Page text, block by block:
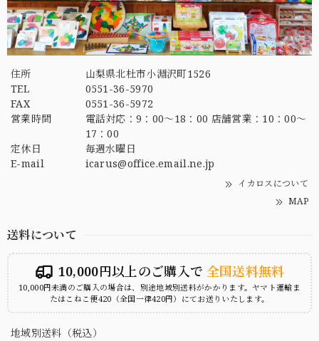
住所
山梨県北杜市小淵沢町1526
TEL
0551-36-5970
FAX
0551-36-5972
営業時間
電話対応：9：00～18：00 店舗営業：10：00～
17：00
定休日
毎週水曜日
E-mail
icarus@office.email.ne.jp
イカロスについて
MAP
送料について
10,000円以上のご購入で 全国送料無料
10,000円未満のご購入の場合は、別途地域別送料がかかります。ヤマト運輸ま
たはこねこ便420（全国一律420円）にてお送りいたします。
地域別送料（税込）